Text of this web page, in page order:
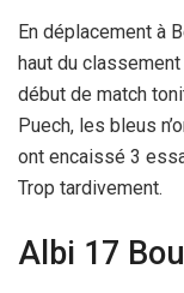
En déplacement à
haut du
début de match
Puech, les bleus
ont encaissé 3
Trop tardivement.
Albi 17